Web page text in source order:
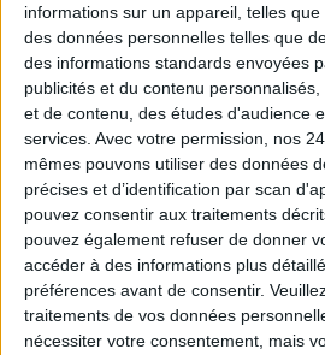
informations sur un appareil, telles
des données personnelles telles que
des informations standards envoyées
publicités et du contenu
et de contenu, des études d'audience
services. Avec votre permission, nos
mêmes pouvons utiliser des données
précises et d’identification par scan
pouvez consentir aux traitements
pouvez également refuser de donner
accéder à des informations plus
préférences avant de consentir.
traitements de vos données
nécessiter votre consentement, mais
NOS OFFRES D'ABONNEMENTS
Mot de passe
Pas encore de
Je m'inscris pour
ou déposer